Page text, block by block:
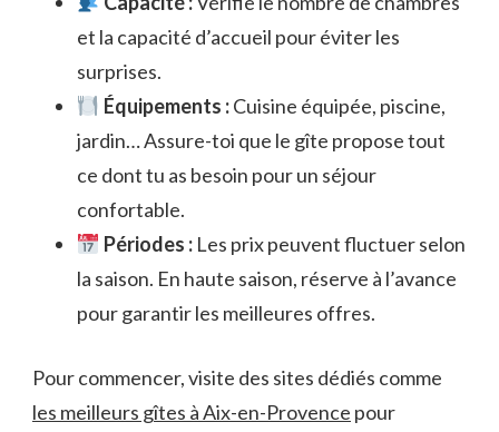
et la capacité d’accueil pour éviter les
surprises.
Équipements :Cuisine équipée, piscine,
jardin… Assure-toi que le gîte propose tout
ce dont tu as besoin pour un séjour
confortable.
Périodes :Les prix peuvent fluctuer selon
la saison. En haute saison, réserve à l’avance
pour garantir les meilleures offres.
Pour commencer, visite des sites dédiés comme
les meilleurs gîtes à Aix-en-Provence pour